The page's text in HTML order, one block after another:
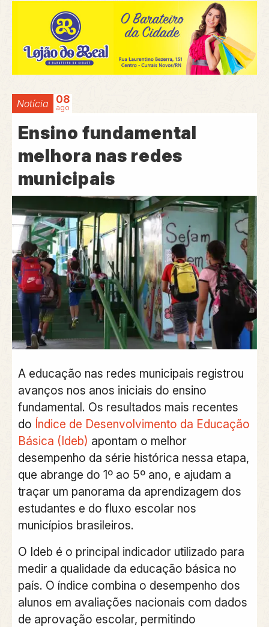
Notícia 08
ago
Ensino fundamental
melhora nas redes
municipais
A educação nas redes municipais registrou
avanços nos anos iniciais do ensino
fundamental. Os resultados mais recentes
do Índice de Desenvolvimento da Educação
Básica (Ideb) apontam o melhor
desempenho da série histórica nessa etapa,
que abrange do 1º ao 5º ano, e ajudam a
traçar um panorama da aprendizagem dos
estudantes e do fluxo escolar nos
municípios brasileiros.
O Ideb é o principal indicador utilizado para
medir a qualidade da educação básica no
país. O índice combina o desempenho dos
alunos em avaliações nacionais com dados
de aprovação escolar, permitindo